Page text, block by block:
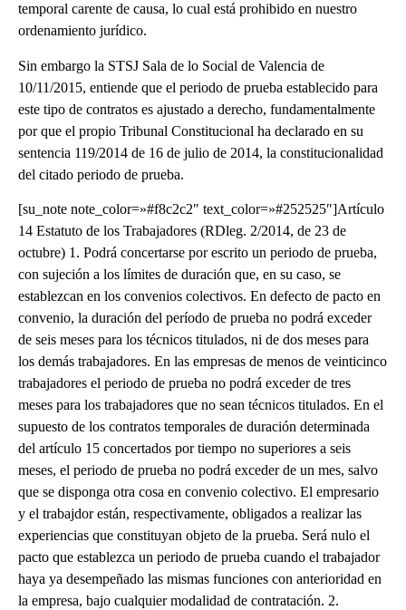
temporal carente de causa, lo cual está prohibido en nuestro
ordenamiento jurídico.
Sin embargo la STSJ Sala de lo Social de Valencia de
10/11/2015, entiende que el periodo de prueba establecido para
este tipo de contratos es ajustado a derecho, fundamentalmente
por que el propio Tribunal Constitucional ha declarado en su
sentencia 119/2014 de 16 de julio de 2014, la constitucionalidad
del citado periodo de prueba.
[su_note note_color=»#f8c2c2″ text_color=»#252525″]Artículo
14 Estatuto de los Trabajadores (RDleg. 2/2014, de 23 de
octubre) 1. Podrá concertarse por escrito un periodo de prueba,
con sujeción a los límites de duración que, en su caso, se
establezcan en los convenios colectivos. En defecto de pacto en
convenio, la duración del período de prueba no podrá exceder
de seis meses para los técnicos titulados, ni de dos meses para
los demás trabajadores. En las empresas de menos de veinticinco
trabajadores el periodo de prueba no podrá exceder de tres
meses para los trabajadores que no sean técnicos titulados. En el
supuesto de los contratos temporales de duración determinada
del artículo 15 concertados por tiempo no superiores a seis
meses, el periodo de prueba no podrá exceder de un mes, salvo
que se disponga otra cosa en convenio colectivo. El empresario
y el trabajdor están, respectivamente, obligados a realizar las
experiencias que constituyan objeto de la prueba. Será nulo el
pacto que establezca un periodo de prueba cuando el trabajador
haya ya desempeñado las mismas funciones con anterioridad en
la empresa, bajo cualquier modalidad de contratación. 2.